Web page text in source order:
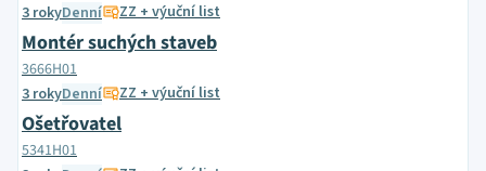
3 rokyDenní ZZ + výuční list
Montér suchých staveb
3666H01
3 rokyDenní ZZ + výuční list
Ošetřovatel
5341H01